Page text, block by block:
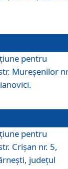
pentru
Mureşenilor
pentru
Crişan nr. 5,
judeţul